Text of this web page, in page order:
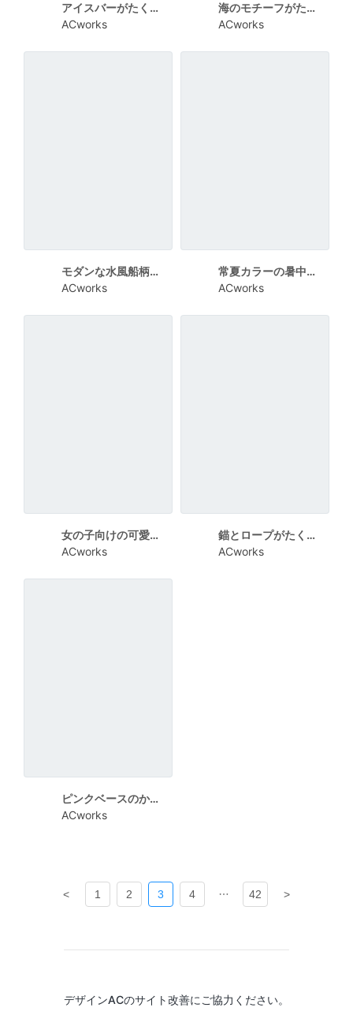
アイスバーがたくさん描かれた文字だけの暑中見舞い向けカード
ACworks
海のモチーフがたくさん描かれた涼し気な暑中見舞い向けカード
ACworks
モダンな水風船柄の暑中見舞い向けカード
ACworks
常夏カラーの暑中見舞い向けカード
ACworks
女の子向けの可愛い暑中見舞い向けカード
ACworks
錨とロープがたくさん描かれた暑中見舞い向けカード
ACworks
ピンクベースのかわいい暑中見舞い向けカード
ACworks
< 1 2 3 4 42 >
デザインACのサイト改善にご協力ください。